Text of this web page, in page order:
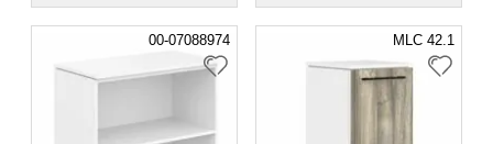
00-07088974 MLC 42.1